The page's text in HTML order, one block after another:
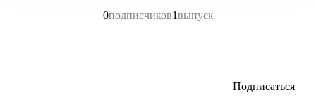
0подписчиков1выпуск
Подписаться